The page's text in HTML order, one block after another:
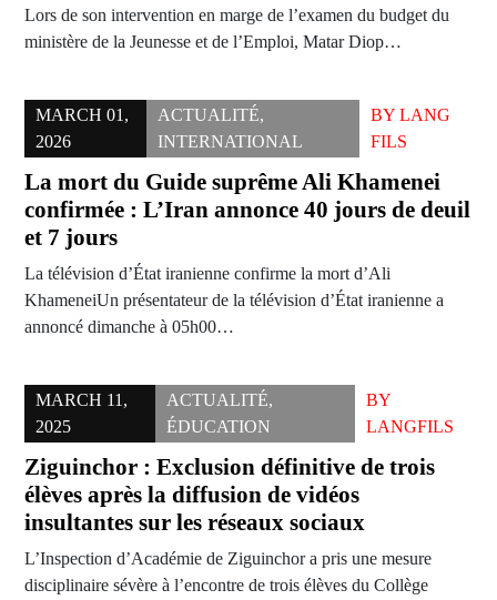
Lors de son intervention en marge de l’examen du budget du
ministère de la Jeunesse et de l’Emploi, Matar Diop…
MARCH 01,
2026
ACTUALITÉ,
INTERNATIONAL
BYLANG
FILS
La mort du Guide suprême Ali Khamenei
confirmée : L’Iran annonce 40 jours de deuil
et 7 jours
La télévision d’État iranienne confirme la mort d’Ali
KhameneiUn présentateur de la télévision d’État iranienne a
annoncé dimanche à 05h00…
MARCH 11,
2025
ACTUALITÉ,
ÉDUCATION
BY
LANGFILS
Ziguinchor : Exclusion définitive de trois
élèves après la diffusion de vidéos
insultantes sur les réseaux sociaux
L’Inspection d’Académie de Ziguinchor a pris une mesure
disciplinaire sévère à l’encontre de trois élèves du Collège